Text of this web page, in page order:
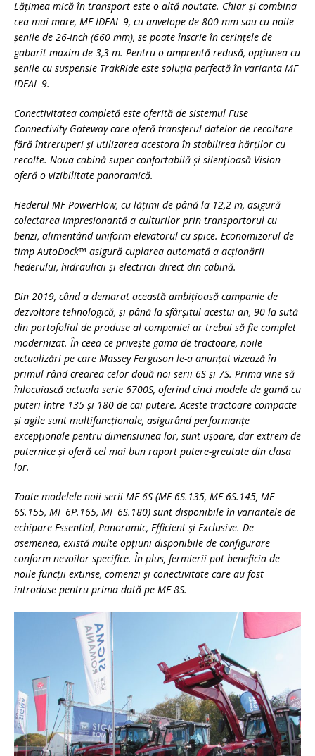
Lăţimea mică în transport este o altă noutate. Chiar şi combina
cea mai mare, MF IDEAL 9, cu anvelope de 800 mm sau cu noile
şenile de 26-inch (660 mm), se poate înscrie în cerinţele de
gabarit maxim de 3,3 m. Pentru o amprentă redusă, opţiunea cu
şenile cu suspensie TrakRide este soluţia perfectă în varianta MF
IDEAL 9.
Conectivitatea completă este oferită de sistemul Fuse
Connectivity Gateway care oferă transferul datelor de recoltare
fără întreruperi şi utilizarea acestora în stabilirea hărţilor cu
recolte. Noua cabină super-confortabilă şi silenţioasă Vision
oferă o vizibilitate panoramică.
Hederul MF PowerFlow, cu lăţimi de până la 12,2 m, asigură
colectarea impresionantă a culturilor prin transportorul cu
benzi, alimentând uniform elevatorul cu spice. Economizorul de
timp AutoDock™ asigură cuplarea automată a acţionării
hederului, hidraulicii şi electricii direct din cabină.
Din 2019, când a demarat această ambiţioasă campanie de
dezvoltare tehnologică, şi până la sfârşitul acestui an, 90 la sută
din portofoliul de produse al companiei ar trebui să fie complet
modernizat. În ceea ce priveşte gama de tractoare, noile
actualizări pe care Massey Ferguson le-a anunţat vizează în
primul rând crearea celor două noi serii 6S şi 7S. Prima vine să
înlocuiască actuala serie 6700S, oferind cinci modele de gamă cu
puteri între 135 şi 180 de cai putere. Aceste tractoare compacte
şi agile sunt multifuncţionale, asigurând performanţe
excepţionale pentru dimensiunea lor, sunt uşoare, dar extrem de
puternice şi oferă cel mai bun raport putere-greutate din clasa
lor.
Toate modelele noii serii MF 6S (MF 6S.135, MF 6S.145, MF
6S.155, MF 6P.165, MF 6S.180) sunt disponibile în variantele de
echipare Essential, Panoramic, Efficient şi Exclusive. De
asemenea, există multe opţiuni disponibile de configurare
conform nevoilor specifice. În plus, fermierii pot beneficia de
noile funcţii extinse, comenzi şi conectivitate care au fost
introduse pentru prima dată pe MF 8S.